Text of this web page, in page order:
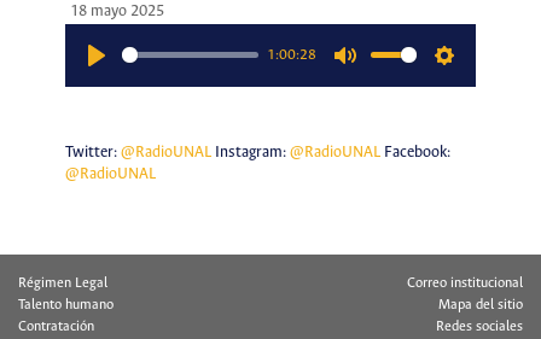
18 mayo 2025
1:00:28
Twitter: @RadioUNALInstagram: @RadioUNALFacebook:
@RadioUNAL
Régimen Legal
Talento humano
Contratación
Correo institucional
Mapa del sitio
Redes sociales